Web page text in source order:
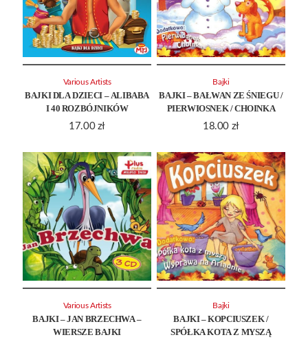
BAJKI DLA DZIECI – ALIBABA
I 40 ROZBÓJNIKÓW
17.00 zł
Various Artists
BAJKI – BAŁWAN ZE ŚNIEGU /
PIERWIOSNEK / CHOINKA
18.00 zł
Bajki
BAJKI – JAN BRZECHWA –
WIERSZE BAJKI
Various Artists
BAJKI – KOPCIUSZEK /
SPÓŁKA KOTA Z MYSZĄ
Bajki